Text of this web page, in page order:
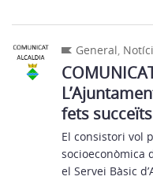
General,
fets
El consistori vol
socioeconòmica
el Servei Bàsic